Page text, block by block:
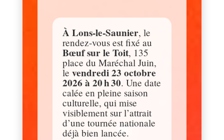
À Lons-le-Saunier, le
rendez-vous est fixé au
Bœuf sur le Toit, 135
place du Maréchal Juin,
le vendredi 23 octobre
2026 à 20 h 30. Une date
calée en pleine saison
culturelle, qui mise
visiblement sur l’attrait
d’une tournée nationale
déjà bien lancée.